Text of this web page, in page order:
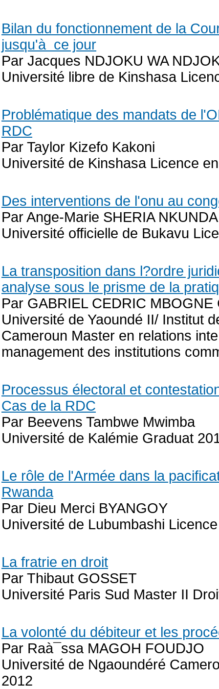
Bilan du fonctionnement de la
jusqu'à ce jour
Par Jacques NDJOKU WA
Université libre de Kinshasa
Problématique des mandats de
RDC
Par Taylor Kizefo Kakoni
Université de Kinshasa Licence
Des interventions de l'onu au
Par Ange-Marie SHERIA
Université officielle de Bukavu
La transposition dans l?ordre
analyse sous le prisme de la
Par GABRIEL CEDRIC MBOGNE
Université de Yaoundé II/ Institut
Cameroun Master en relations
management des institutions
Processus électoral et
Cas de la RDC
Par Beevens Tambwe Mwimba
Université de Kalémie Graduat
Le rôle de l'Armée dans la
Rwanda
Par Dieu Merci BYANGOY
Université de Lubumbashi
La fratrie en droit
Par Thibaut GOSSET
Université Paris Sud Master II
La volonté du débiteur et les
Par Raà¯ssa MAGOH FOUDJO
Université de Ngaoundéré
2012